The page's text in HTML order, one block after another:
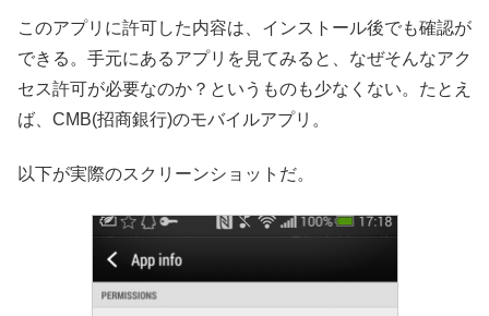
このアプリに許可した内容は、インストール後でも確認が
できる。手元にあるアプリを見てみると、なぜそんなアク
セス許可が必要なのか？というものも少なくない。たとえ
ば、CMB(招商銀行)のモバイルアプリ。
以下が実際のスクリーンショットだ。